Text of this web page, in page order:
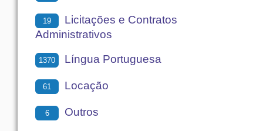
19
Licitações e Contratos
Administrativos
1370 Língua Portuguesa
61 Locação
6 Outros